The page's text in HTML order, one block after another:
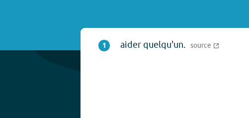
1 aider quelqu'un. source